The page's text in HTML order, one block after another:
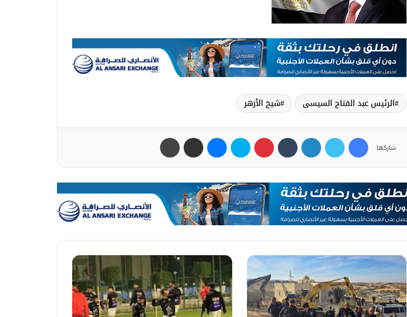
الرئيس عبد الفتاح السيسى شيخ الأزهر
شاركها
فيسبوك تويتر لينكدإن بينتيريست سكايب ماسنجر مشاركة عبر البريد